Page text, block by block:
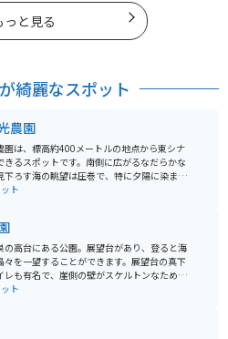
っと見る
綺麗なスポット
農園
園は、標高約400メートルの地点から東シナ
きるスポットです。南側に広がるなだらかな
下ろす海の眺望は圧巻で、特に夕陽に染まる
美しいです。ドライブデートのゴール地点と
ます。初夏のあじさい祭り期間中（6月上旬か
）に見ることができます。この期間中は入園
ますが、その他の時間は入場料は無料です。
あじさいが咲き誇り、その色彩はピンク、
、白色と多彩です。山頂からは阿久根大島や
あじさいの苗木の販売も行われています。
ト
の高台にある公園。展望台があり、登ると海
々を一望することができます。展望台の真下
レも有名で、崖側の壁がスケルトンなため、
も絶景を眺めることができます。駐車場が広
ト